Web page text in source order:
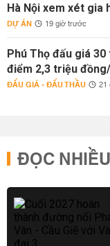
Hà Nội xem xét gia
DỰ ÁN 19 giờ trước
Phú Thọ đấu giá
điểm 2,3 triệu
ĐẤU GIÁ - ĐẤU THẦU
ĐỌC